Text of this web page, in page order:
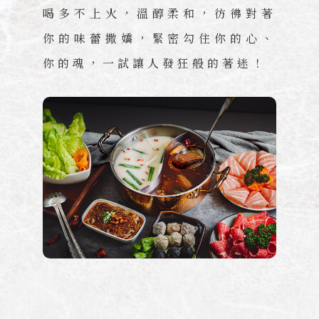
喝多不上火，溫醇柔和，彷彿對著
你的味蕾撒嬌，緊密勾住你的心、
你的魂，一試讓人發狂般的著迷！